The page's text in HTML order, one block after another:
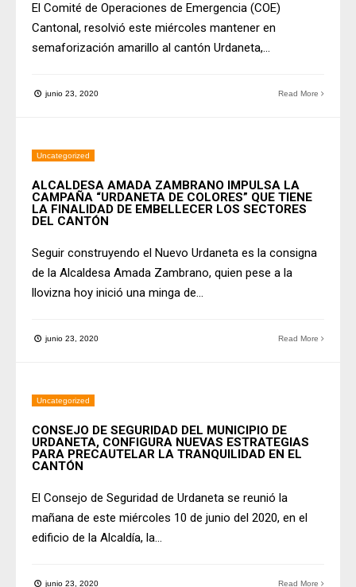
El Comité de Operaciones de Emergencia (COE)
Cantonal, resolvió este miércoles mantener en
semaforización amarillo al cantón Urdaneta,...
junio 23, 2020 Read More
Uncategorized
ALCALDESA AMADA ZAMBRANO IMPULSA LA
CAMPAÑA “URDANETA DE COLORES” QUE TIENE
LA FINALIDAD DE EMBELLECER LOS SECTORES
DEL CANTÓN
Seguir construyendo el Nuevo Urdaneta es la consigna
de la Alcaldesa Amada Zambrano, quien pese a la
llovizna hoy inició una minga de...
junio 23, 2020 Read More
Uncategorized
CONSEJO DE SEGURIDAD DEL MUNICIPIO DE
URDANETA, CONFIGURA NUEVAS ESTRATEGIAS
PARA PRECAUTELAR LA TRANQUILIDAD EN EL
CANTÓN
El Consejo de Seguridad de Urdaneta se reunió la
mañana de este miércoles 10 de junio del 2020, en el
edificio de la Alcaldía, la...
junio 23, 2020 Read More